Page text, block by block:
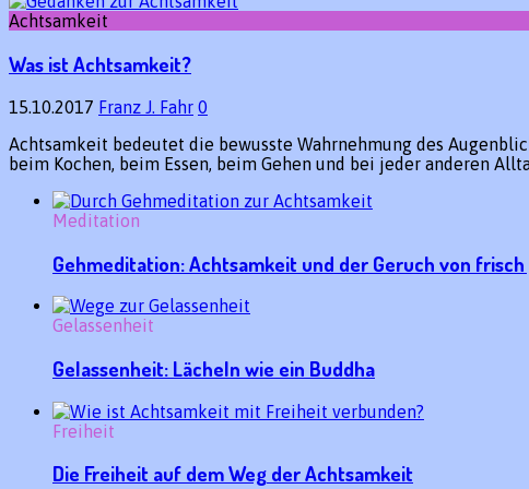
Achtsamkeit
Was ist Achtsamkeit?
15.10.2017 Franz J. Fahr 0
Achtsamkeit bedeutet die bewusste Wahrnehmung des
beim Kochen, beim Essen, beim Gehen und bei jeder anderen
Meditation
Gehmeditation: Achtsamkeit und der Geruch von
Gelassenheit
Gelassenheit: Lächeln wie ein Buddha
Freiheit
Die Freiheit auf dem Weg der Achtsamkeit